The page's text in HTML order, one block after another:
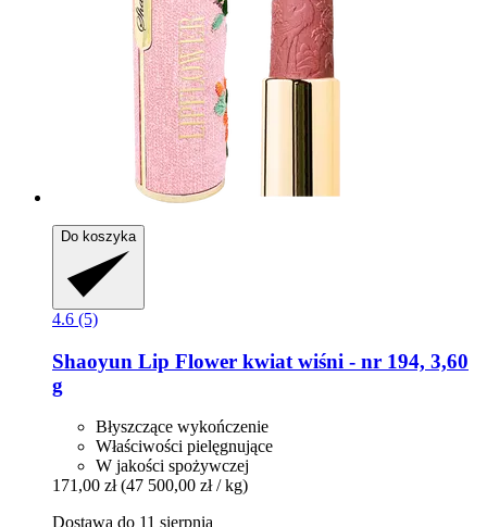
Do koszyka
4.6 (5)
Shaoyun Lip Flower kwiat wiśni -​ nr 194, 3,60
g
Błyszczące wykończenie
Właściwości pielęgnujące
W jakości spożywczej
171,00 zł (47 500,00 zł / kg)
Dostawa do 11 sierpnia